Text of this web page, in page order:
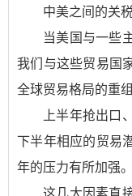
中美之间的关
当美国与一些
我们与这些贸易国
全球贸易格局的重组
上半年抢出口
下半年相应的贸易
年的压力有所加强。
这几大因素直